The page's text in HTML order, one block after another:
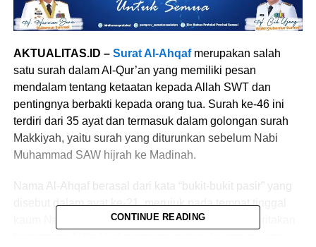
AKTUALITAS.ID – Surat Al-Ahqafmerupakan salah
satu surah dalam Al-Qur’an yang memiliki pesan
mendalam tentang ketaatan kepada Allah SWT dan
pentingnya berbakti kepada orang tua. Surah ke-46 ini
terdiri dari 35 ayat dan termasuk dalam golongan surah
Makkiyah, yaitu surah yang diturunkan sebelum Nabi
Muhammad SAW hijrah ke Madinah.
Nama Al-Ahqaf berasal dari kata “bukit-bukit pasir” yang
disebut dalam ayat ke-21, merujuk pada tempat tinggal
kaum Nabi Hud AS. Dalam surah ini, Allah menceritakan
CONTINUE READING